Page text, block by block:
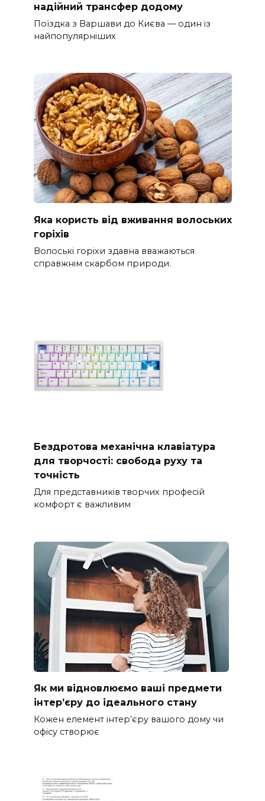
надійний трансфер додому
Поїздка з Варшави до Києва — один із
найпопулярніших
Яка користь від вживання волоських
горіхів
Волоські горіхи здавна вважаються
справжнім скарбом природи.
Бездротова механічна клавіатура
для творчості: свобода руху та
точність
Для представників творчих професій
комфорт є важливим
Як ми відновлюємо ваші предмети
інтер’єру до ідеального стану
Кожен елемент інтер’єру вашого дому чи
офісу створює